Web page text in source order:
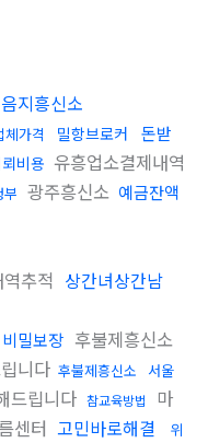
음지흥신소
체가격 밀항브로커
돈받
비용 유흥업소결제내역
부 광주흥신소 예금잔액
추적 상간녀상간남
비밀보장 후불제흥신소
니다 후불제흥신소
서울
드립니다 참교육방법
마
센터 고민바로해결
위